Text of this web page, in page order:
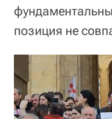
позиция не